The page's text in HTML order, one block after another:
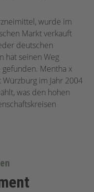
wurde im
Markt verkauft
deutschen
hat seinen Weg
Mentha x
im Jahr 2004
was den hohen